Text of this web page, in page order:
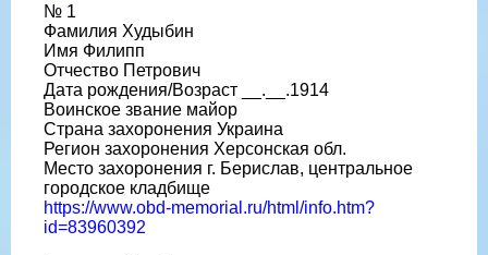
№ 1
Фамилия Худыбин
Имя Филипп
Отчество Петрович
Дата рождения/Возраст __.__.1914
Воинское звание майор
Страна захоронения Украина
Регион захоронения Херсонская обл.
Место захоронения г. Берислав, центральное
городское кладбище
https://www.obd-memorial.ru/html/info.htm?
id=83960392